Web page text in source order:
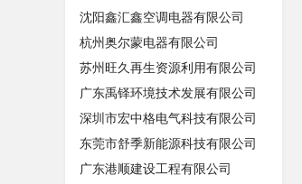
沈阳鑫汇鑫空调电器有限公司
杭州奥尔蒙电器有限公司
苏州旺久再生资源利用有限公司
广东禹铎环境技术发展有限公司
深圳市宏中格电气科技有限公司
东莞市舒季新能源科技有限公司
广东港顺建设工程有限公司